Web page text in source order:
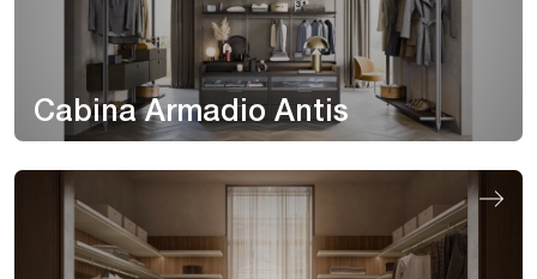
Cabina Armadio Antis